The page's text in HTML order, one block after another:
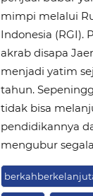
mimpi melalui
Indonesia (RGI).
akrab disapa
menjadi yatim
tahun.
tidak bisa
pendidikannya
mengubur